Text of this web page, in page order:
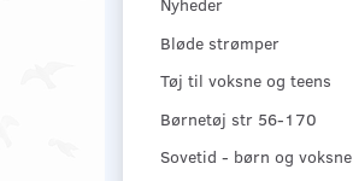
Nyheder
Bløde strømper
Tøj til voksne og teens
Børnetøj str 56-170
Sovetid - børn og voksne